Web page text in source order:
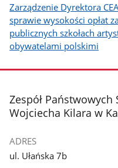
Zarządzenie Dyrektora
sprawie wysokości opłat
publicznych szkołach
obywatelami polskimi
stopka
Zespół Państwowych
Wojciecha Kilara w
ADRES
ul. Ułańska 7b